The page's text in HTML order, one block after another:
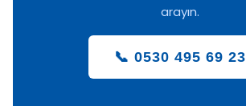
arayın.
📞 0530 495 69 23